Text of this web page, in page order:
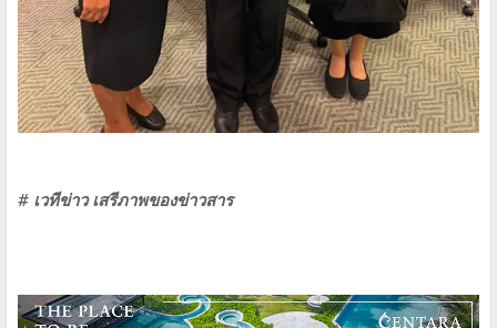
# เวทีข่าว เสรีภาพของข่าวสาร